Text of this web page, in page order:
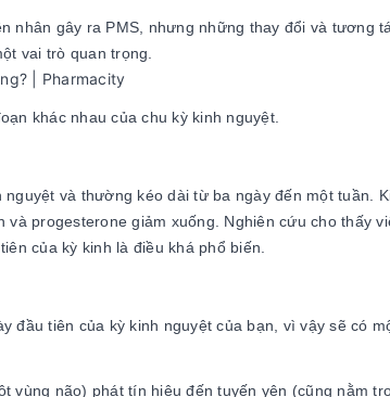
nhân gây ra PMS, nhưng những thay đổi và tương
vai trò quan trọng.
khác nhau của chu kỳ kinh nguyệt.
và thường kéo dài từ ba ngày đến một tuần.
progesterone giảm xuống. Nghiên cứu cho thấy
của kỳ kinh là điều khá phổ biến.
đầu tiên của kỳ kinh nguyệt của bạn, vì vậy sẽ có
vùng não) phát tín hiệu đến tuyến yên (cũng nằm